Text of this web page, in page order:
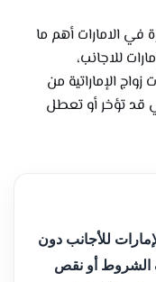
الامارات أهم ما
للاجانب،
الإماراتية من
قد تؤخر أو تعطل
للأجانب دون
الشروط أو نقص